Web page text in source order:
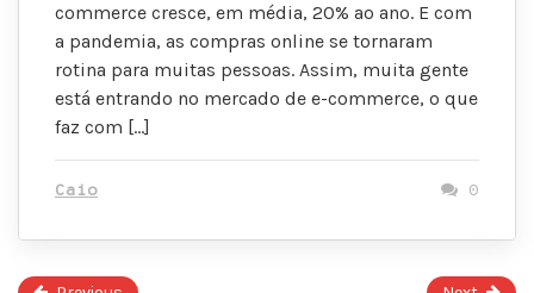
commerce cresce, em média, 20% ao ano. E com
a pandemia, as compras online se tornaram
rotina para muitas pessoas. Assim, muita gente
está entrando no mercado de e-commerce, o que
faz com […]
Caio 0